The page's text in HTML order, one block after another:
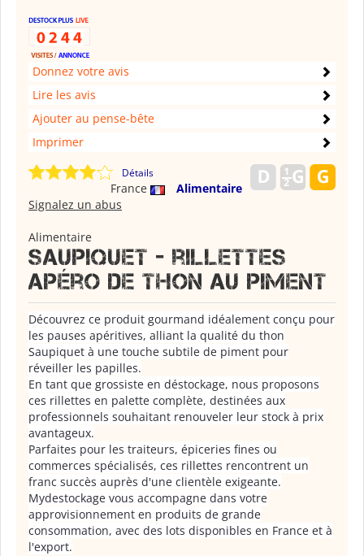
Donnez votre avis
Lire les avis
Ajouter au pense-bête
Imprimer
Détails
France
Alimentaire
Signalez un abus
Alimentaire
Saupiquet - rillettes
apéro de thon au piment
Découvrez ce produit gourmand idéalement conçu pour
les pauses apéritives, alliant la qualité du thon
Saupiquet à une touche subtile de piment pour
réveiller les papilles.
En tant que grossiste en déstockage, nous proposons
ces rillettes en palette complète, destinées aux
professionnels souhaitant renouveler leur stock à prix
avantageux.
Parfaites pour les traiteurs, épiceries fines ou
commerces spécialisés, ces rillettes rencontrent un
franc succès auprès d'une clientèle exigeante.
Mydestockage vous accompagne dans votre
approvisionnement en produits de grande
consommation, avec des lots disponibles en France et à
l'export.